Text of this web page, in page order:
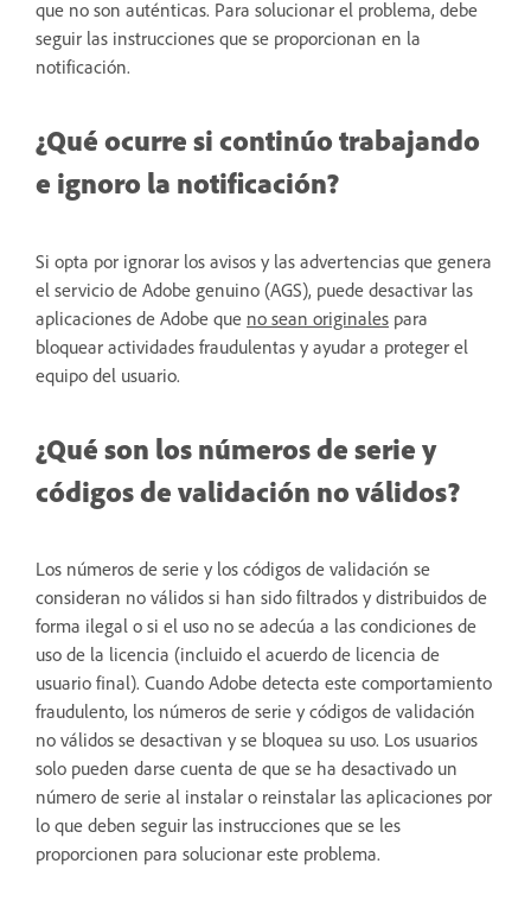
que no son auténticas. Para solucionar el problema, debe
seguir las instrucciones que se proporcionan en la
notificación.
¿Qué ocurre si continúo trabajando
e ignoro la notificación?
Si opta por ignorar los avisos y las advertencias que genera
el servicio de Adobe genuino (AGS), puede desactivar las
aplicaciones de Adobe que no sean originales para
bloquear actividades fraudulentas y ayudar a proteger el
equipo del usuario.
¿Qué son los números de serie y
códigos de validación no válidos?
Los números de serie y los códigos de validación se
consideran no válidos si han sido filtrados y distribuidos de
forma ilegal o si el uso no se adecúa a las condiciones de
uso de la licencia (incluido el acuerdo de licencia de
usuario final). Cuando Adobe detecta este comportamiento
fraudulento, los números de serie y códigos de validación
no válidos se desactivan y se bloquea su uso. Los usuarios
solo pueden darse cuenta de que se ha desactivado un
número de serie al instalar o reinstalar las aplicaciones por
lo que deben seguir las instrucciones que se les
proporcionen para solucionar este problema.